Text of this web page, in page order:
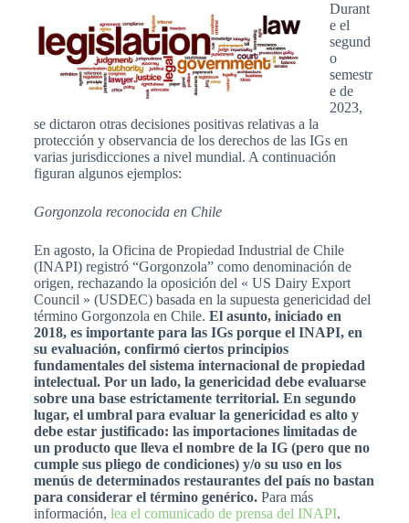
Durant
e el
segund
o
semestr
e de
2023,
se dictaron otras decisiones positivas relativas a la
protección y observancia de los derechos de las IGs en
varias jurisdicciones a nivel mundial. A continuación
figuran algunos ejemplos:
Gorgonzola reconocida en Chile
En agosto, la Oficina de Propiedad Industrial de Chile
(INAPI) registró “Gorgonzola” como denominación de
origen, rechazando la oposición del « US Dairy Export
Council » (USDEC) basada en la supuesta genericidad del
término Gorgonzola en Chile. El asunto, iniciado en
2018, es importante para las IGs porque el INAPI, en
su evaluación, confirmó ciertos principios
fundamentales del sistema internacional de propiedad
intelectual. Por un lado, la genericidad debe evaluarse
sobre una base estrictamente territorial. En segundo
lugar, el umbral para evaluar la genericidad es alto y
debe estar justificado: las importaciones limitadas de
un producto que lleva el nombre de la IG (pero que no
cumple sus pliego de condiciones) y/o su uso en los
menús de determinados restaurantes del país no bastan
para considerar el término genérico.Para más
información, lea el comunicado de prensa del INAPI.